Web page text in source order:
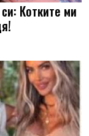
Котките ми